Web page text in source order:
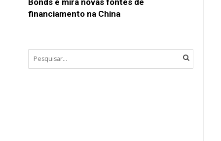
financiamento na China